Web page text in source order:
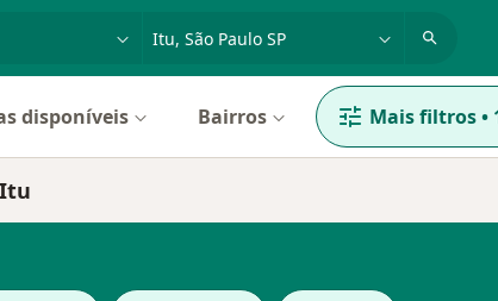
disponíveis Bairros Mais filtros•